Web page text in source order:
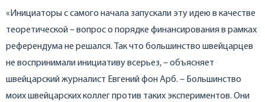
«Инициаторы с самого начала запускали эту идею в качестве
теоретической – вопрос о порядке финансирования в рамках
референдума не решался. Так что большинство швейцарцев
не воспринимали инициативу всерьез, – объясняет
швейцарский журналист Евгений фон Арб. – Большинство
моих швейцарских коллег против таких экспериментов. Они